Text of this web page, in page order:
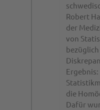
Robert
der
von
die
Dafür